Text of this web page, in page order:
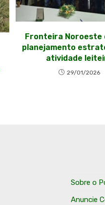
Fronteira Noroeste
planejamento
atividade
29/01/2026
Sobre o
Anuncie